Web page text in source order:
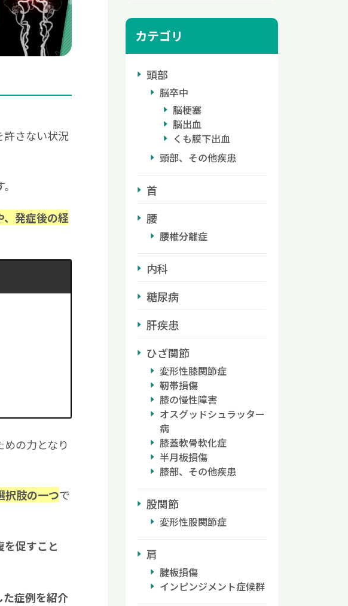
許さない状況
発症後の経
の力となり
択肢の一つで
促すこと
症例を紹介
カテゴリ
頭部
脳卒中
脳梗塞
脳出血
くも膜下出血
頭部、その他疾患
首
腰
腰椎分離症
内科
糖尿病
肝疾患
ひざ関節
変形性膝関節症
靭帯損傷
膝の慢性障害
オスグッドシュラッター
病
膝蓋軟骨軟化症
半月板損傷
膝部、その他疾患
股関節
変形性股関節症
肩
腱板損傷
インピンジメント症候群